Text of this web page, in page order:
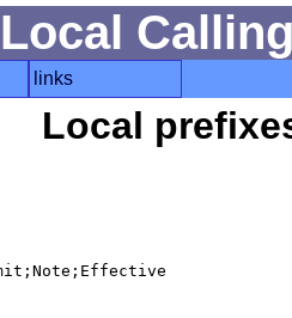
Local
links
Local